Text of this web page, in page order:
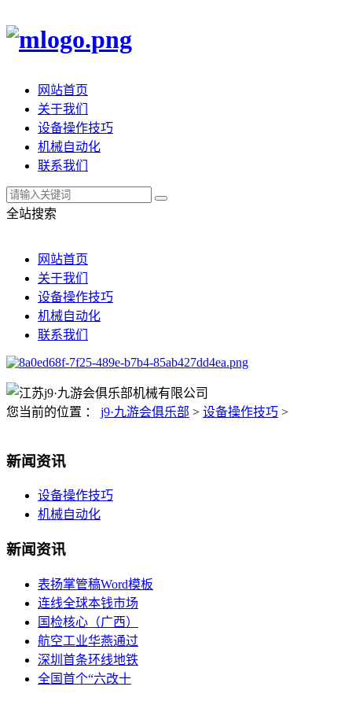
网站首页
关于我们
设备操作技巧
机械自动化
联系我们
全站搜索
网站首页
关于我们
设备操作技巧
机械自动化
联系我们
您当前的位置 ： j9·九游会俱乐部 > 设备操作技巧 >
新闻资讯
设备操作技巧
机械自动化
新闻资讯
表扬掌管稿Word模板
连线全球本钱市场
国检核心（广西）
航空工业华燕通过
深圳首条环线地铁
全国首个“六改十